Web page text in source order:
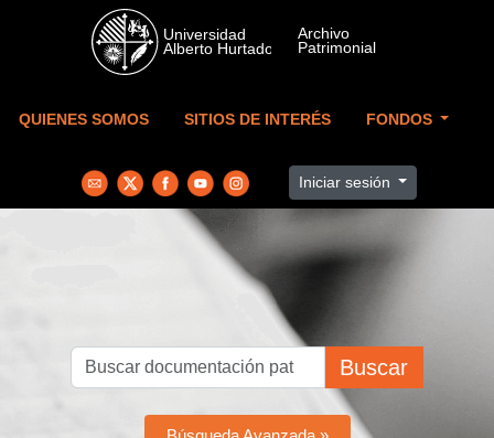
Skip to main content
QUIENES SOMOS SITIOS DE INTERÉS FONDOS
Iniciar sesión
Buscar